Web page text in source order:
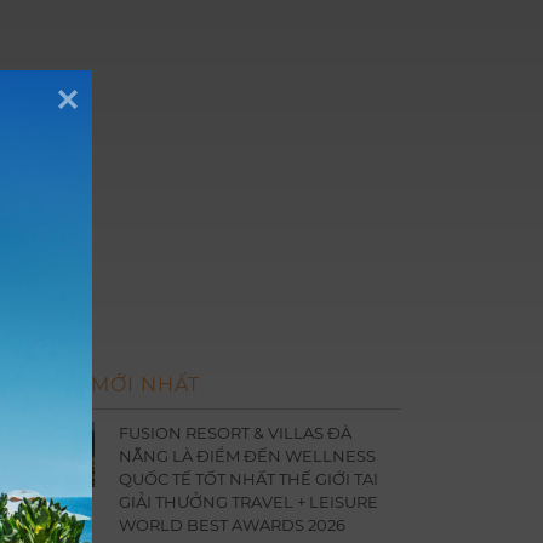
ĐĂNG MỚI NHẤT
FUSION RESORT & VILLAS ĐÀ
NẴNG LÀ ĐIỂM ĐẾN WELLNESS
QUỐC TẾ TỐT NHẤT THẾ GIỚI TẠI
GIẢI THƯỞNG TRAVEL + LEISURE
WORLD BEST AWARDS 2026